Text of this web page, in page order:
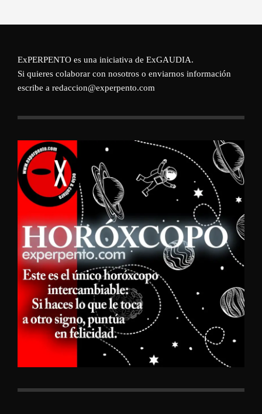
ExPERPENTO es una iniciativa de ExGAUDIA.
Si quieres colaborar con nosotros o enviarnos información
escribe a redaccion@experpento.com